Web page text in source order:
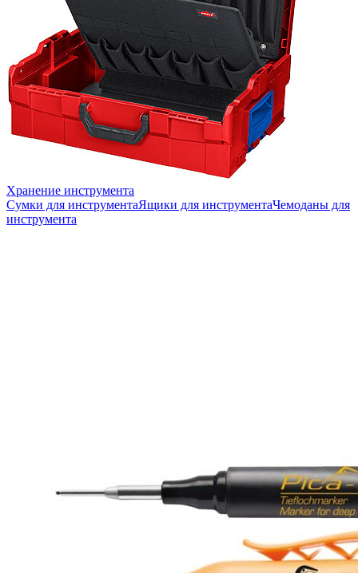
Хранение инструмента
Сумки для инструментаЯщики для инструментаЧемоданы для
инструмента